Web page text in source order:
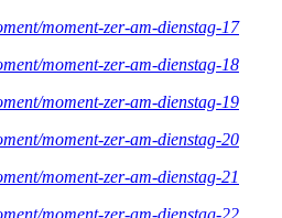
moment-zer-am-dienstag-17
moment-zer-am-dienstag-18
moment-zer-am-dienstag-19
moment-zer-am-dienstag-20
moment-zer-am-dienstag-21
moment-zer-am-dienstag-22